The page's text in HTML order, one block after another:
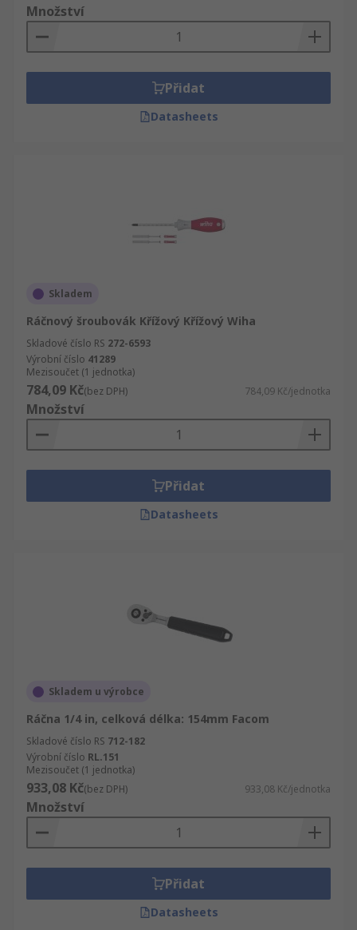
Množství
Přidat
Datasheets
Skladem
Ráčnový šroubovák Křížový Křížový Wiha
Skladové číslo RS 272-6593
Výrobní číslo 41289
Mezisoučet (1 jednotka)
784,09 Kč(bez DPH) 784,09 Kč/jednotka
Množství
Přidat
Datasheets
Skladem u výrobce
Ráčna 1/4 in, celková délka: 154mm Facom
Skladové číslo RS 712-182
Výrobní číslo RL.151
Mezisoučet (1 jednotka)
933,08 Kč(bez DPH) 933,08 Kč/jednotka
Množství
Přidat
Datasheets